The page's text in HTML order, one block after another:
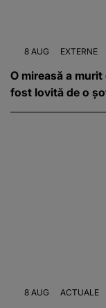
8 AUG EXTERNE
O mireasă a
fost lovită de o
8 AUG ACTUALE